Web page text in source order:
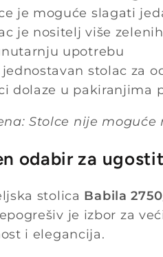
je moguće slagati
je nositelj više
upotrebu
stolac za
dolaze u pakiranjima
Stolce nije moguće
odabir za
stolica Babila
je izbor za
i elegancija.